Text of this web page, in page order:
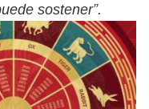
sostener”.